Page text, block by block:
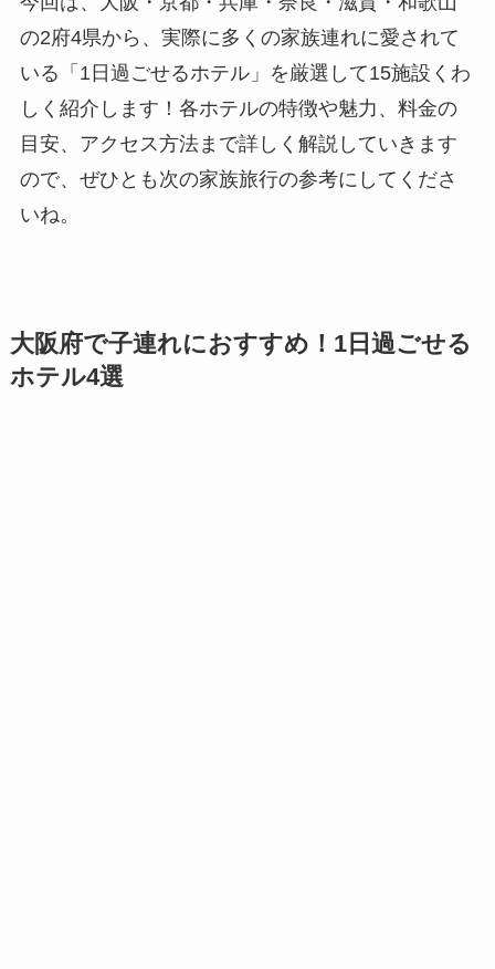
の2府4県から、実際に多くの家族連れに愛されて
いる「1日過ごせるホテル」を厳選して15施設くわ
しく紹介します！各ホテルの特徴や魅力、料金の
目安、アクセス方法まで詳しく解説していきます
ので、ぜひとも次の家族旅行の参考にしてくださ
いね。
大阪府で子連れにおすすめ！1日過ごせる
ホテル4選